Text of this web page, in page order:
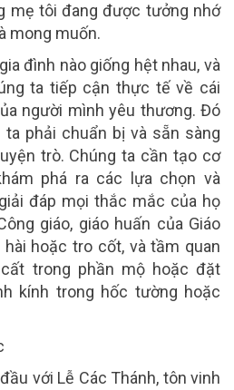
mẹ tôi đang được tưởng nhớ
mong muốn.
đình nào giống hệt nhau, và
ta tiếp cận thực tế về cái
người mình yêu thương. Đó
ta phải chuẩn bị và sẵn sàng
trò. Chúng ta cần tạo cơ
phá ra các lựa chọn và
đáp mọi thắc mắc của họ
giáo, giáo huấn của Giáo
hoặc tro cốt, và tầm quan
trong phần mộ hoặc đặt
kính trong hốc tường hoặc
với Lễ Các Thánh, tôn vinh